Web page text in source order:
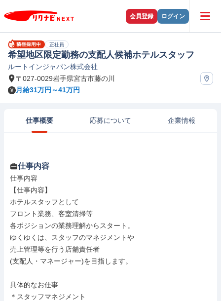
会員登録 ログイン
正社員
希望地区限定勤務の支配人候補ホテルスタッフ
ルートインジャパン株式会社
〒027-0029岩手県宮古市藤の川
月給31万円～41万円
仕事概要 応募について 企業情報
仕事内容
仕事内容
【仕事内容】
ホテルスタッフとして
フロント業務、客室清掃等
各ポジションの業務理解からスタート。
ゆくゆくは、スタッフのマネジメントや
売上管理等を行う店舗責任者
(支配人・マネージャー)を目指します。
具体的なお仕事
＊スタッフマネジメント